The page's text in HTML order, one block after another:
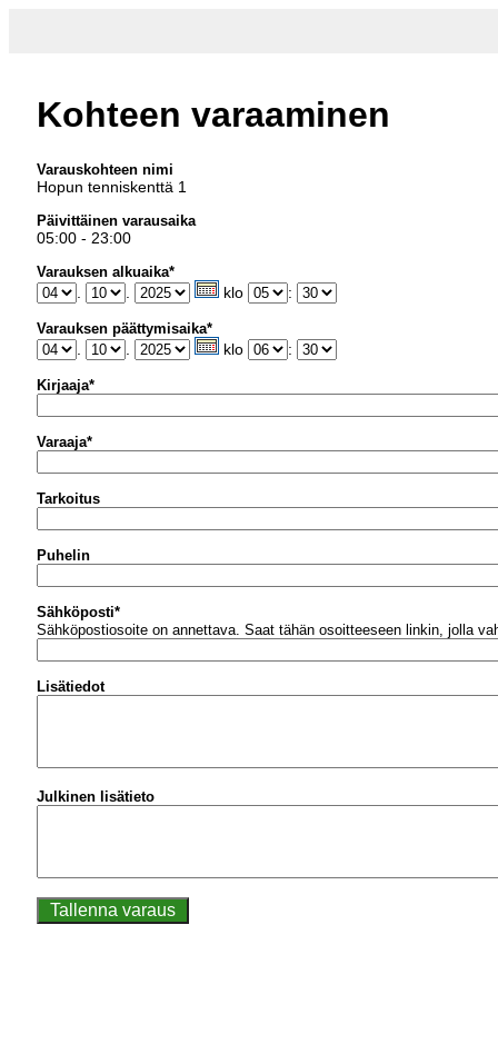
Kohteen varaaminen
Varauskohteen nimi
Hopun tenniskenttä 1
Päivittäinen varausaika
05:00 - 23:00
Varauksen alkuaika*
klo :
Varauksen päättymisaika*
klo :
Kirjaaja*
Varaaja*
Tarkoitus
Puhelin
Sähköposti*
Sähköpostiosoite on annettava. Saat tähän osoitteeseen linkin, jolla
Lisätiedot
Julkinen lisätieto